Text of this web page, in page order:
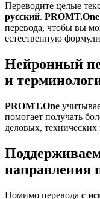
Переводите целые
русский. PROMT.One
перевода, чтобы вы
естественную
Нейронный
и
PROMT.One
помогает получать
деловых,
направления
Помимо перевода с